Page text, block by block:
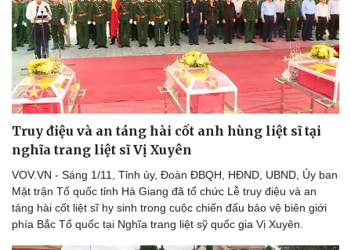
Truy điệu và an táng hài cốt anh hùng liệt sĩ tại
nghĩa trang liệt sĩ Vị Xuyên
VOV.VN - Sáng 1/11, Tỉnh ủy, Đoàn ĐBQH, HĐND, UBND, Ủy ban
Mặt trận Tổ quốc tỉnh Hà Giang đã tổ chức Lễ truy điệu và an
táng hài cốt liệt sĩ hy sinh trong cuộc chiến đấu bảo vệ biên giới
phía Bắc Tổ quốc tại Nghĩa trang liệt sỹ quốc gia Vị Xuyên.